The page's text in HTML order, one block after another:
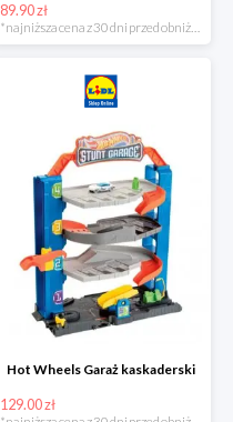
89.90 zł
*najniższa cena z 30 dni przed obniżką
Hot Wheels Garaż kaskaderski
129.00 zł